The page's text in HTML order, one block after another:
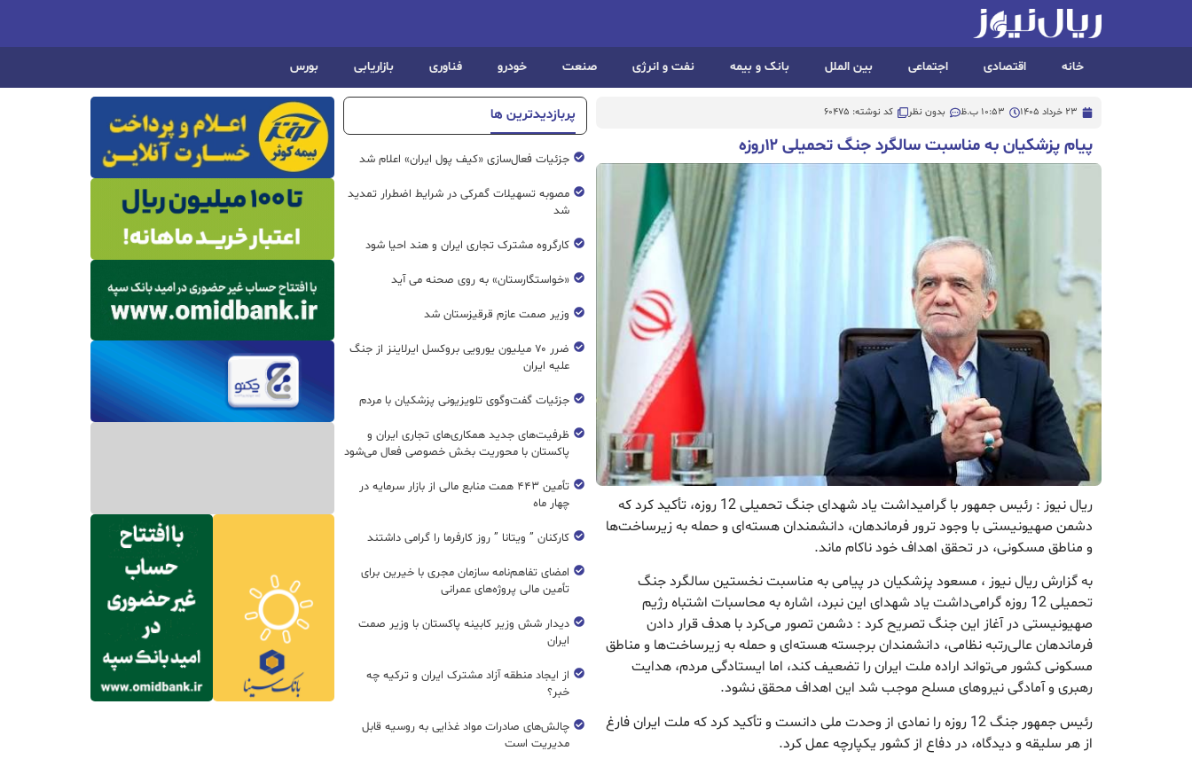
خانه اقتصادی اجتماعی بین الملل بانک و بیمه نفت و انرژی صنعت خودرو فناوری بازاریابی بورس
23 خرداد 1405 10:53 ب.ظ بدون نظر کد نوشته: 60475
پیام پزشکیان به مناسبت سالگرد جنگ تحمیلی ۱۲روزه
ریال نیوز : رئیس جمهور با گرامیداشت یاد شهدای جنگ تحمیلی 12 روزه، تأکید کرد که
دشمن صهیونیستی با وجود ترور فرماندهان، دانشمندان هسته‌ای و حمله به زیرساخت‌ها
و مناطق مسکونی، در تحقق اهداف خود ناکام ماند.
به گزارش ریال نیوز ، مسعود پزشکیان در پیامی به مناسبت نخستین سالگرد جنگ
تحمیلی 12 روزه گرامی‌داشت یاد شهدای این نبرد، اشاره به محاسبات اشتباه رژیم
صهیونیستی در آغاز این جنگ تصریح کرد : دشمن تصور می‌کرد با هدف قرار دادن
فرماندهان عالی‌رتبه نظامی، دانشمندان برجسته هسته‌ای و حمله به زیرساخت‌ها و مناطق
مسکونی کشور می‌تواند اراده ملت ایران را تضعیف کند، اما ایستادگی مردم، هدایت
رهبری و آمادگی نیروهای مسلح موجب شد این اهداف محقق نشود.
رئیس جمهور جنگ 12 روزه را نمادی از وحدت ملی دانست و تأکید کرد که ملت ایران فارغ
از هر سلیقه و دیدگاه، در دفاع از کشور یکپارچه عمل کرد.
پربازدیدترین ها
جزئیات فعال‌سازی «کیف پول ایران» اعلام شد
مصوبه تسهیلات گمرکی در شرایط اضطرار تمدید
شد
کارگروه مشترک تجاری ایران و هند احیا شود
«خواستگارستان» به روی صحنه می آید
وزیر صمت عازم قرقیزستان شد
ضرر ۷۰ میلیون یورویی بروکسل ایرلاینز از جنگ
علیه ایران
جزئیات گفت‌وگوی تلویزیونی پزشکیان با مردم
ظرفیت‌های جدید همکاری‌های تجاری ایران و
پاکستان با محوریت بخش خصوصی فعال می‌شود
تأمین ۴۴۳ همت منابع مالی از بازار سرمایه در
چهار ماه
کارکنان ” ویتانا ” روز کارفرما را گرامی داشتند
امضای تفاهم‌نامه سازمان مجری با خیرین برای
تأمین مالی پروژه‌های عمرانی
دیدار شش وزیر کابینه پاکستان با وزير صمت
ایران
از ایجاد منطقه آزاد مشترک ایران و ترکیه چه
خبر؟
چالش‌های صادرات مواد غذایی به روسیه قابل
مدیریت است